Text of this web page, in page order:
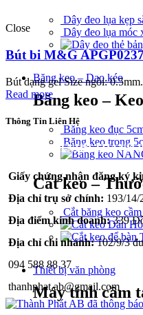
Dây đeo lụa kẹp
Dây đeo lụa móc
Băng keo – Dao kéo
Băng keo –
Băng keo đục
Băng keo trong
Cắt keo –
Cắt băng keo
Thiết bị văn phòng
Máy tính cầm
Close
Bút bi M&G
Bút dạng gel Size ngòi:
Read more
Thông Tin Liên Hệ
CÔNG TY TNHH THÀNH
Giấy chứng nhận đăng ký
Địa chỉ trụ sở chính: 193/
Địa điểm kinh doanh:339
Địa chỉ chi nhánh:102/9/3
094 588 88 37
thanhphat.ab@gmail.com